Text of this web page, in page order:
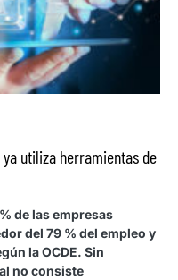
utiliza herramientas de
de las empresas
del 79 % del empleo y
la OCDE. Sin
no consiste